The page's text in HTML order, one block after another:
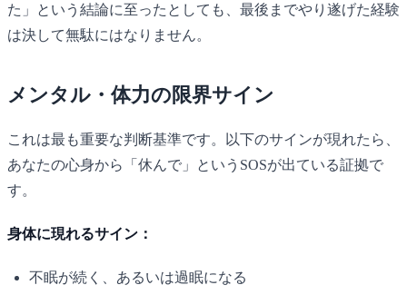
た」という結論に至ったとしても、最後までやり遂げた経験
は決して無駄にはなりません。
メンタル・体力の限界サイン
これは最も重要な判断基準です。以下のサインが現れたら、
あなたの心身から「休んで」というSOSが出ている証拠で
す。
身体に現れるサイン：
不眠が続く、あるいは過眠になる